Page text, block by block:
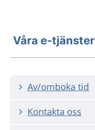
Våra e-tjänster
Av/omboka tid
Kontakta oss